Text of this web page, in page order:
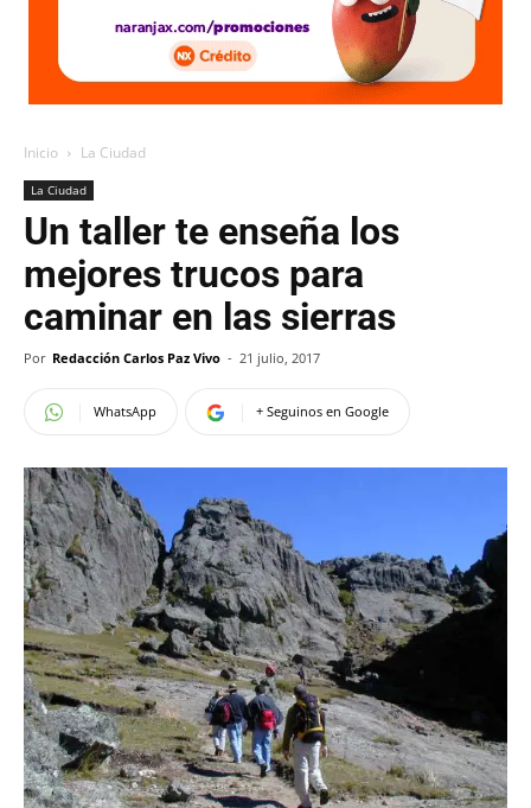
Inicio La Ciudad
La Ciudad
Un taller te enseña los
mejores trucos para
caminar en las sierras
Por Redacción Carlos Paz Vivo - 21 julio, 2017
WhatsApp + Seguinos en Google